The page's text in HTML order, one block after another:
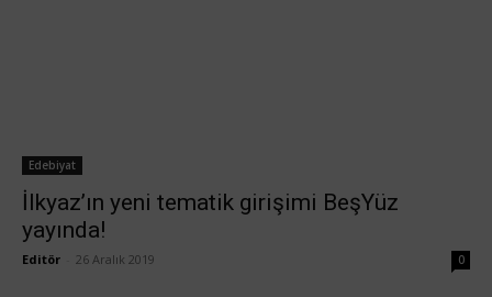
Edebiyat
İlkyaz’ın yeni tematik girişimi BeşYüz
yayında!
Editör 26 Aralık 2019 0